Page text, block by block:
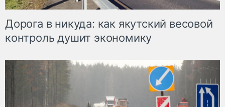
Дорога в никуда: как якутский весовой
контроль душит экономику